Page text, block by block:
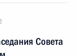
Совета